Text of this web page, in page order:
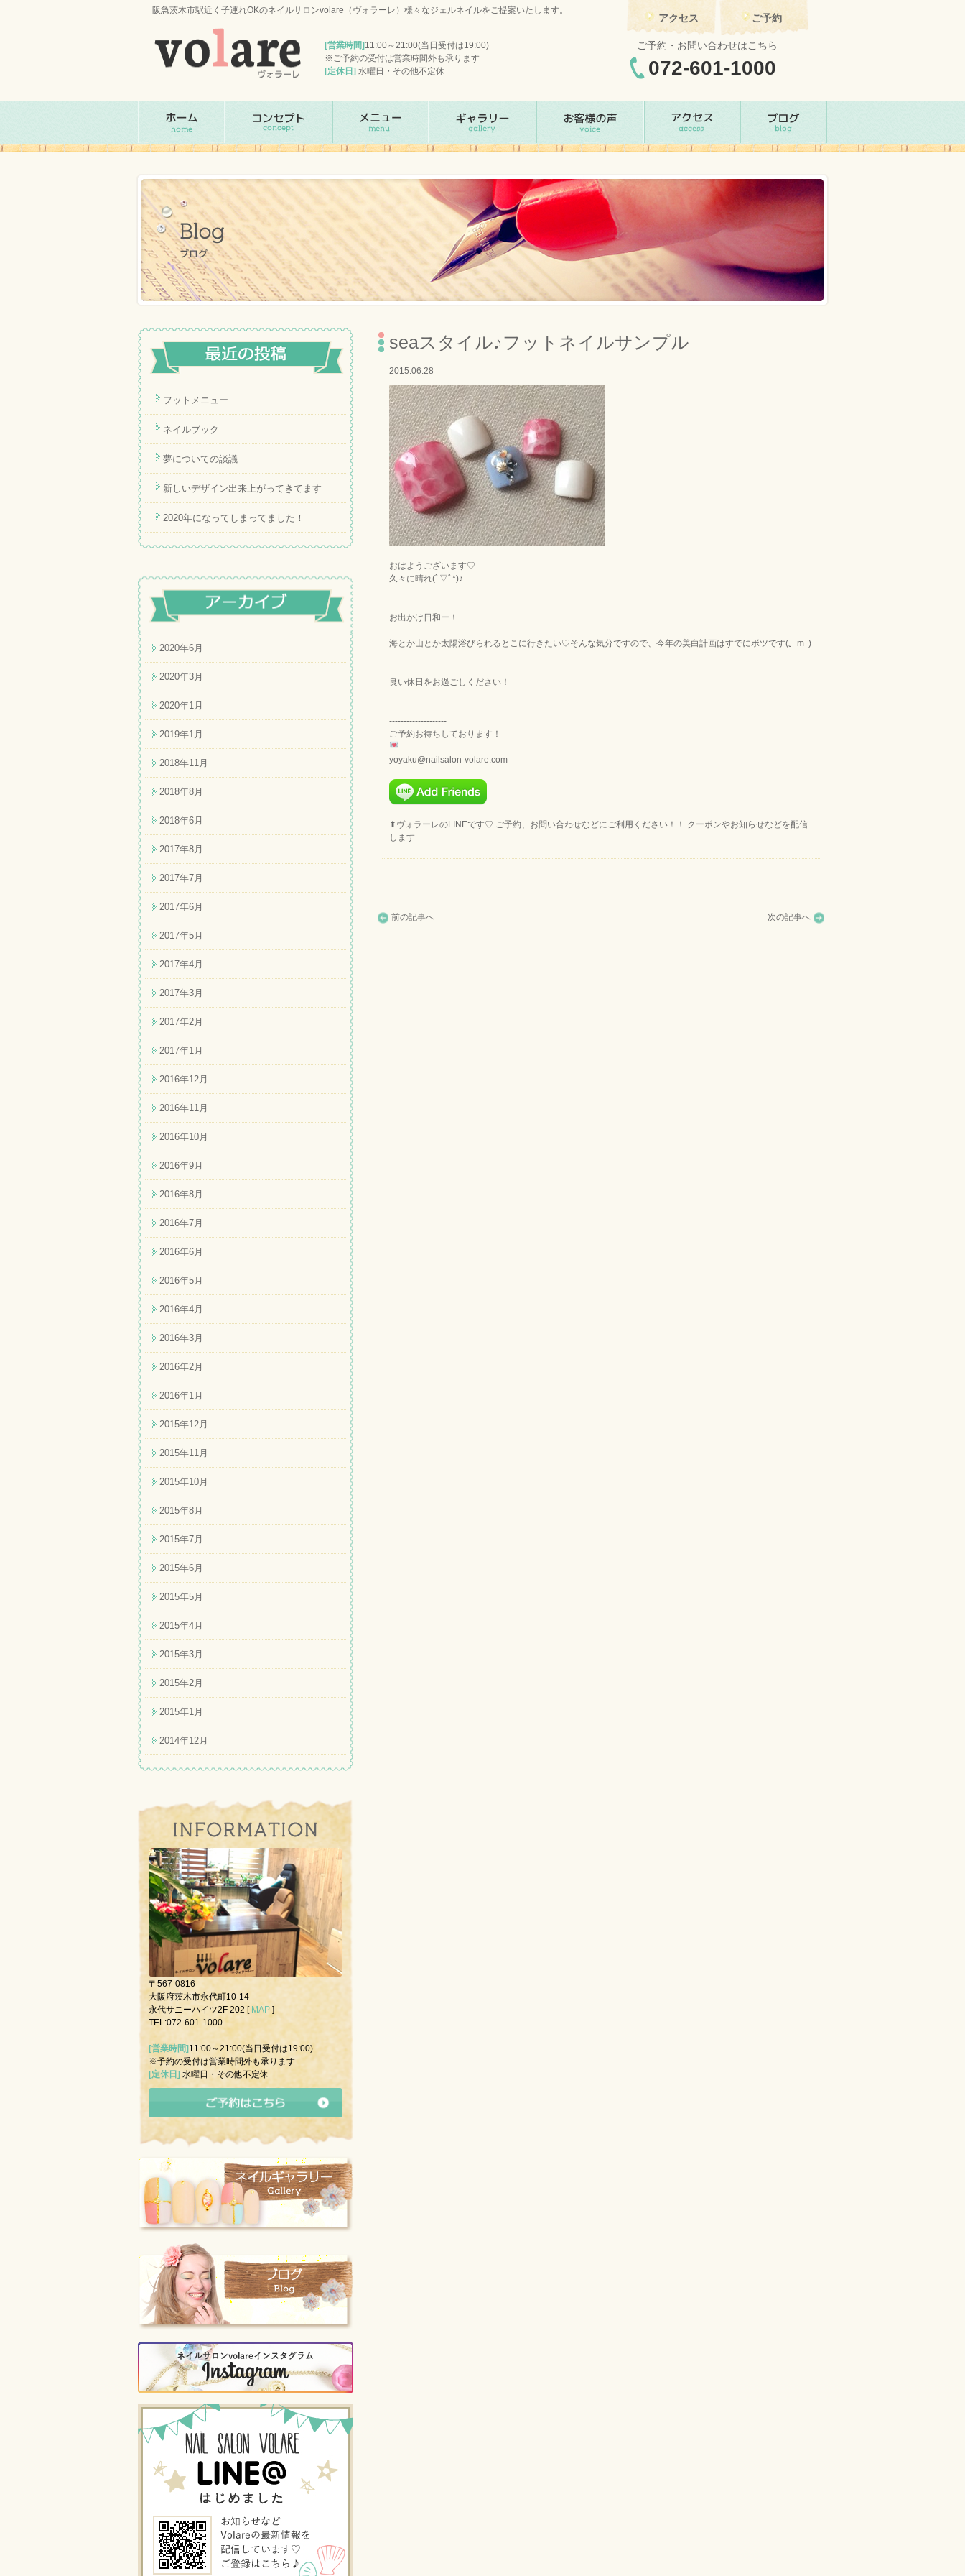
阪急茨木市駅近く子連れOKのネイルサロンvolare（ヴォラーレ）様々なジェルネイルをご提案いたします。
[営業時間] 11:00～21:00(当日受付は19:00)
※ご予約の受付は営業時間外も承ります
[定休日] 水曜日・その他不定休
アクセス ご予約
ご予約・お問い合わせはこちら
072-601-1000
seaスタイル♪フットネイルサンプル
2015.06.28
おはようございます♡
久々に晴れ(ﾟ▽ﾟ*)♪
お出かけ日和ー！
海とか山とか太陽浴びられるとこに行きたい♡そんな気分ですので、今年の美白計画はすでにボツです(｡･m･)
良い休日をお過ごしください！
--------------------
ご予約お待ちしております！
yoyaku@nailsalon-volare.com
⬆︎ヴォラーレのLINEです♡ ご予約、お問い合わせなどにご利用ください！！ クーポンやお知らせなどを配信
します
前の記事へ 次の記事へ
フットメニュー
ネイルブック
夢についての談議
新しいデザイン出来上がってきてます
2020年になってしまってました！
2020年6月
2020年3月
2020年1月
2019年1月
2018年11月
2018年8月
2018年6月
2017年8月
2017年7月
2017年6月
2017年5月
2017年4月
2017年3月
2017年2月
2017年1月
2016年12月
2016年11月
2016年10月
2016年9月
2016年8月
2016年7月
2016年6月
2016年5月
2016年4月
2016年3月
2016年2月
2016年1月
2015年12月
2015年11月
2015年10月
2015年8月
2015年7月
2015年6月
2015年5月
2015年4月
2015年3月
2015年2月
2015年1月
2014年12月
〒567-0816
大阪府茨木市永代町10-14
永代サニーハイツ2F 202 [ MAP ]
TEL:072-601-1000
[営業時間]11:00～21:00(当日受付は19:00)
※予約の受付は営業時間外も承ります
[定休日] 水曜日・その他不定休